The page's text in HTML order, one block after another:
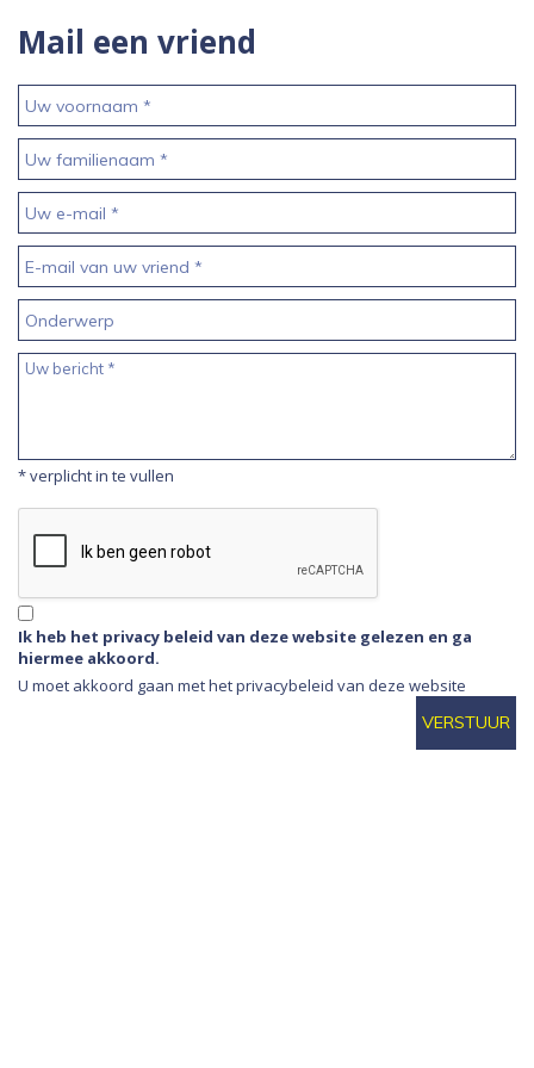
Mail een vriend
*verplicht in te vullen
Ik heb het privacy beleid van deze website gelezen en ga
hiermee akkoord.
U moet akkoord gaan met het privacybeleid van deze website
VERSTUUR